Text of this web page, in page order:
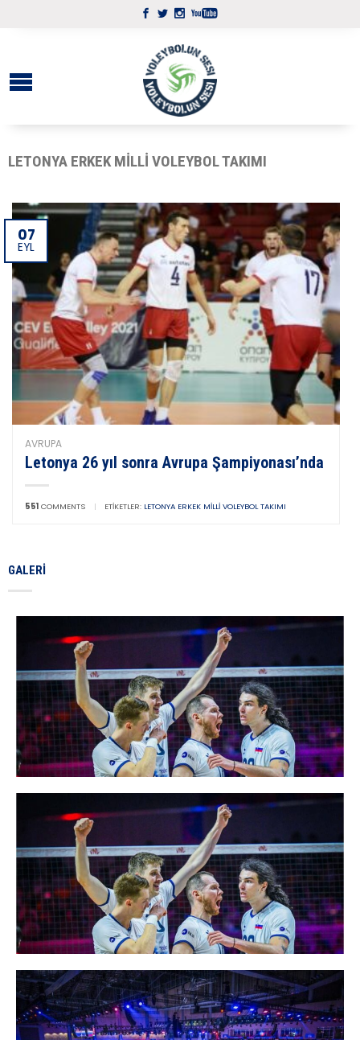
LETONYA ERKEK MILLI VOLEYBOL TAKIMI
07
EYL
AVRUPA
Letonya 26 yıl sonra Avrupa Şampiyonası’nda
551 COMMENTS | ETIKETLER: LETONYA ERKEK MILLI VOLEYBOL TAKIMI
GALERI